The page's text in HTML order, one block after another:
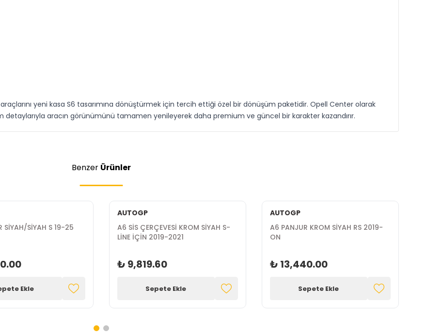
araçlarını yeni kasa S6 tasarımına dönüştürmek için tercih ettiği özel bir dönüşüm paketidir. Opell Center olarak
detaylarıyla aracın görünümünü tamamen yenileyerek daha premium ve güncel bir karakter kazandırır.
Benzer Ürünler
SİYAH/SİYAH S 19-25
Ekle
AUTOGP
A6 SİS ÇERÇEVESİ KROM SİYAH S-
LİNE İÇİN 2019-2021
₺ 9,819.60
Sepete Ekle
AUTOGP
A6 PANJUR KROM SİYAH RS 2019-
ON
₺ 13,440.00
Sepete Ekle